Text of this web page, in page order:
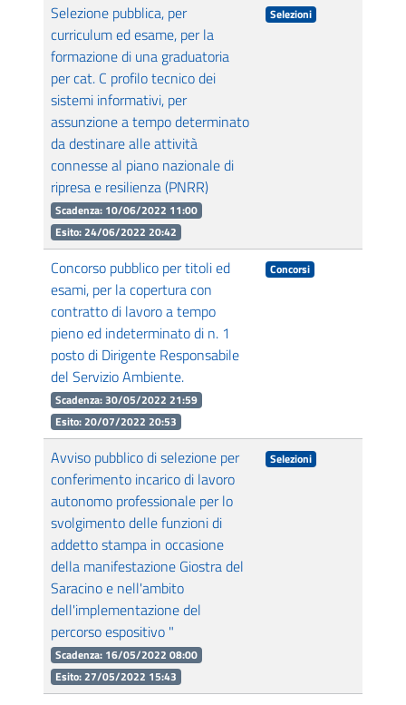
Selezione pubblica, per
curriculum ed esame, per la
formazione di una graduatoria
per cat. C profilo tecnico dei
sistemi informativi, per
assunzione a tempo determinato
da destinare alle attività
connesse al piano nazionale di
ripresa e resilienza (PNRR)
Scadenza: 10/06/2022 11:00
Esito: 24/06/2022 20:42
Selezioni
Concorso pubblico per titoli ed
esami, per la copertura con
contratto di lavoro a tempo
pieno ed indeterminato di n. 1
posto di Dirigente Responsabile
del Servizio Ambiente.
Scadenza: 30/05/2022 21:59
Esito: 20/07/2022 20:53
Concorsi
Avviso pubblico di selezione per
conferimento incarico di lavoro
autonomo professionale per lo
svolgimento delle funzioni di
addetto stampa in occasione
della manifestazione Giostra del
Saracino e nell'ambito
dell'implementazione del
percorso espositivo "
Scadenza: 16/05/2022 08:00
Esito: 27/05/2022 15:43
Selezioni